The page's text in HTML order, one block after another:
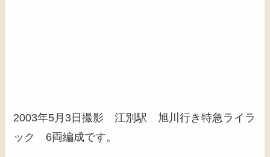
2003年5月3日撮影 江別駅 旭川行き特急ライラ
ック 6両編成です。